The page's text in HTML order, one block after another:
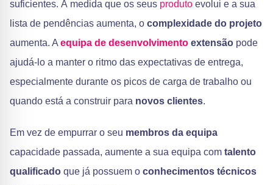
suficientes. À medida que os seus produto evolui e a sua
lista de pendências aumenta, o complexidade do projeto
aumenta. A equipa de desenvolvimento extensão pode
ajudá-lo a manter o ritmo das expectativas de entrega,
especialmente durante os picos de carga de trabalho ou
quando está a construir para novos clientes.
Em vez de empurrar o seu membros da equipa
capacidade passada, aumente a sua equipa com talento
qualificado que já possuem o conhecimentos técnicos